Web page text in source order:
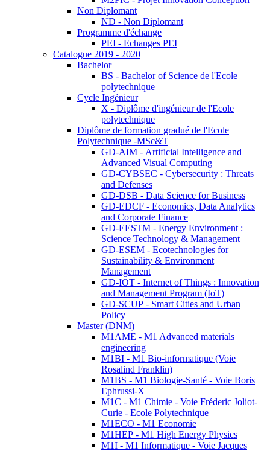
Non Diplomant
ND - Non Diplomant
Programme d'échange
PEI - Echanges PEI
Catalogue 2019 - 2020
Bachelor
BS - Bachelor of Science de l'Ecole
polytechnique
Cycle Ingénieur
X - Diplôme d'ingénieur de l'Ecole
polytechnique
Diplôme de formation gradué de l'Ecole
Polytechnique -MSc&T
GD-AIM - Artificial Intelligence and
Advanced Visual Computing
GD-CYBSEC - Cybersecurity : Threats
and Defenses
GD-DSB - Data Science for Business
GD-EDCF - Economics, Data Analytics
and Corporate Finance
GD-EESTM - Energy Environment :
Science Technology & Management
GD-ESEM - Ecotechnologies for
Sustainability & Environment
Management
GD-IOT - Internet of Things : Innovation
and Management Program (IoT)
GD-SCUP - Smart Cities and Urban
Policy
Master (DNM)
M1AME - M1 Advanced materials
engineering
M1BI - M1 Bio-informatique (Voie
Rosalind Franklin)
M1BS - M1 Biologie-Santé - Voie Boris
Ephrussi-X
M1C - M1 Chimie - Voie Fréderic Joliot-
Curie - Ecole Polytechnique
M1ECO - M1 Economie
M1HEP - M1 High Energy Physics
M1I - M1 Informatique - Voie Jacques